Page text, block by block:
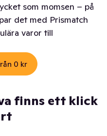
som momsen – på
det med Prismatch
varor till
0 kr
finns ett klick